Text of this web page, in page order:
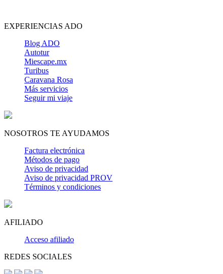
EXPERIENCIAS ADO
Blog ADO
Autotur
Miescape.mx
Turibus
Caravana Rosa
Más servicios
Seguir mi viaje
NOSOTROS TE AYUDAMOS
Factura electrónica
Métodos de pago
Aviso de privacidad
Aviso de privacidad PROV
Términos y condiciones
AFILIADO
Acceso afiliado
REDES SOCIALES